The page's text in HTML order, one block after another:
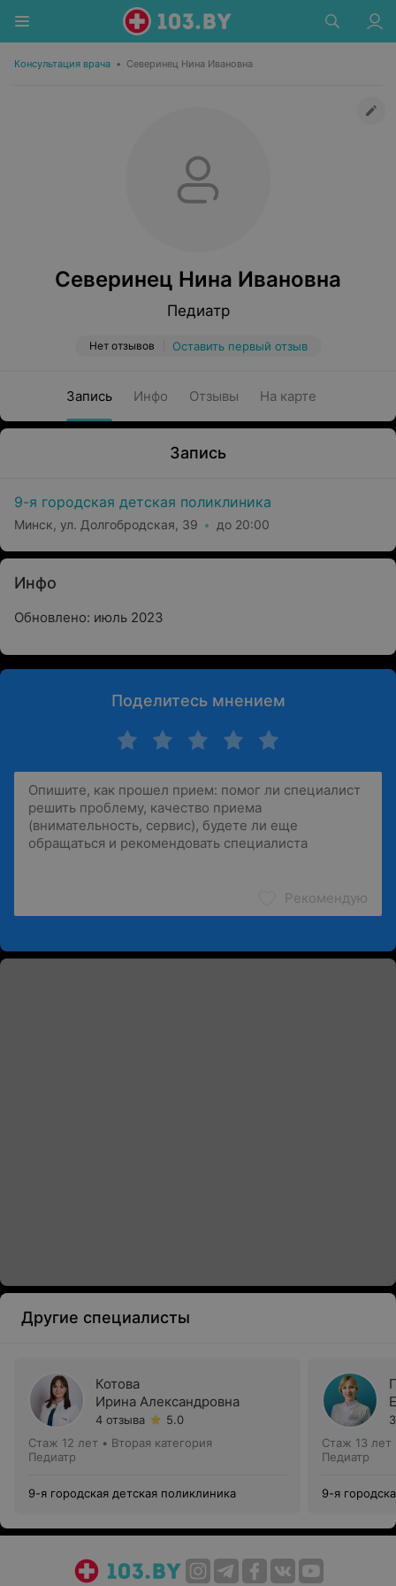
Консультация врача • Северинец Нина Ивановна
Северинец Нина Ивановна
Педиатр
Нет отзывов Оставить первый отзыв
Запись Инфо Отзывы На карте
Запись
9-я городская детская поликлиника
Минск, ул. Долгобродская, 39 до 20:00
Инфо
Обновлено: июль 2023
Поделитесь мнением
Рекомендую
Другие специалисты
Котова
Ирина Александровна
4 отзыва
5.0
Стаж 12 лет • Вторая категория
Педиатр
9-я городская детская поликлиника
Стаж 13 лет
Педиатр
9-я